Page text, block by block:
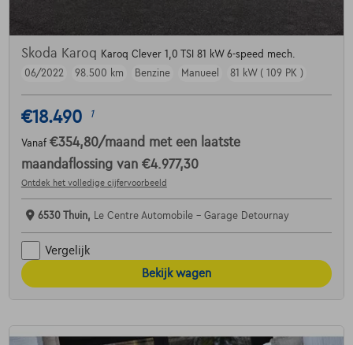
Skoda Karoq Karoq Clever 1,0 TSI 81 kW 6-speed mech.
06/2022
98.500 km Benzine Manueel 81 kW ( 109 PK )
€18.490 1
Vanaf €354,80/maand met een laatste
maandaflossing van €4.977,30
Ontdek het volledige cijfervoorbeeld
6530 Thuin, Le Centre Automobile - Garage Detournay
Vergelijk
Bekijk wagen